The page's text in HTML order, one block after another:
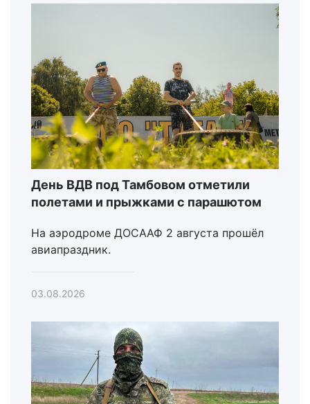
День ВДВ под Тамбовом отметили
полетами и прыжками с парашютом
На аэродроме ДОСААФ 2 августа прошёл
авиапраздник.
03.08.2026